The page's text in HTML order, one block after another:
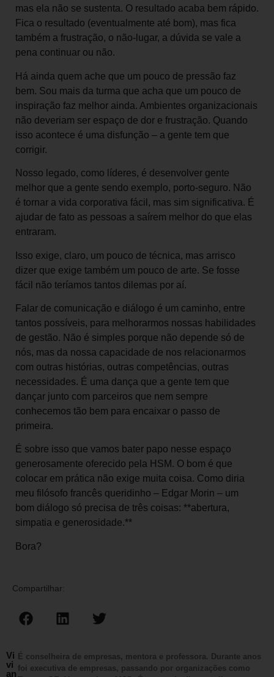
mas ela não se sustenta. O resultado acaba bem rápido.
Fica o resultado (eventualmente até bom), mas fica
também a frustração, o não-lugar, a dúvida se vale a
pena continuar ou não.
Há ainda quem ache que um pouco de pressão faz
bem. Sou mais da turma que acha que um pouco de
inspiração faz melhor ainda. Ambientes organizacionais
não deveriam ser espaço de dor e frustração. Quando
isso acontece é uma disfunção – a gente tem que
corrigir.
Nosso legado, como líderes, é desenvolver gente
melhor que a gente sendo exemplo, porto-seguro. Não
é tornar a vida corporativa fácil, mas sim significativa. É
ajudar de fato as pessoas a saírem melhor do que elas
entraram.
Isso exige, claro, um pouco de técnica, mas arrisco
dizer que exige também um pouco de arte. Se fosse
fácil não teríamos tantos dilemas por aí.
Falar de comunicação e diálogo é um caminho, entre
tantos possíveis, para melhorarmos nossas habilidades
de gestão. Não é simples porque não depende só de
nós, mas da nossa capacidade de nos relacionarmos
com outras histórias, outras competências, outras
necessidades. É uma dança que a gente tem que
dançar junto com parceiros que nem sempre
conhecemos tão bem para encaixar o passo de
primeira.
É sobre isso que vamos bater papo nesse espaço
generosamente oferecido pela HSM. O bom é que
colocar em prática não exige muita coisa. Como diria
meu filósofo francês queridinho – Edgar Morin – um
bom diálogo só precisa de três coisas: **abertura,
simpatia e generosidade.**
Bora?
Compartilhar:
Vi
vi
an
É conselheira de empresas, mentora e professora. Durante anos
foi executiva de empresas, passando por organizações como